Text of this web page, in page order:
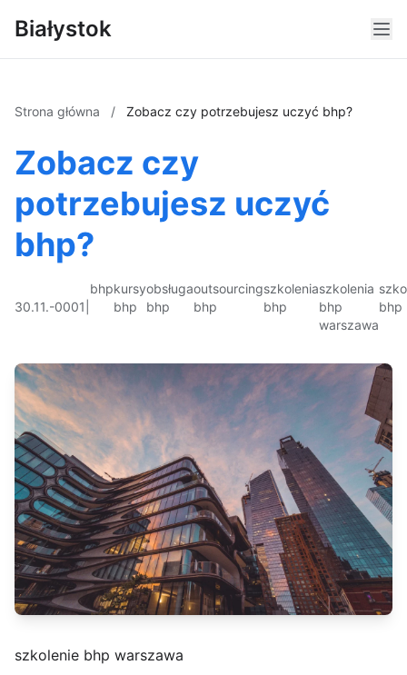
Białystok
Strona główna / Zobacz czy potrzebujesz uczyć bhp?
Zobacz czy
potrzebujesz uczyć
bhp?
30.11.-0001
bhpkursy
bhp
obsługa
bhp
outsourcing
bhp
szkolenia
bhp
szkolenia
bhp
warszawa
bhp
szkolenie bhp warszawa